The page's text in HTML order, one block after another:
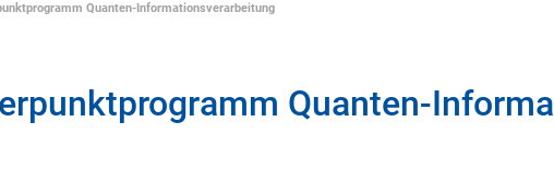
Quanten-Informationsverarbeitung
Quanten-